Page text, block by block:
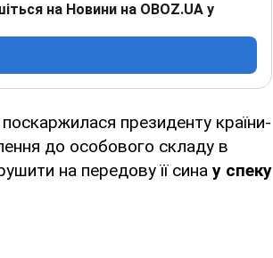
на Новини на OBOZ.UA у
президенту країни-
до особового складу в
на передову її сина у спеку